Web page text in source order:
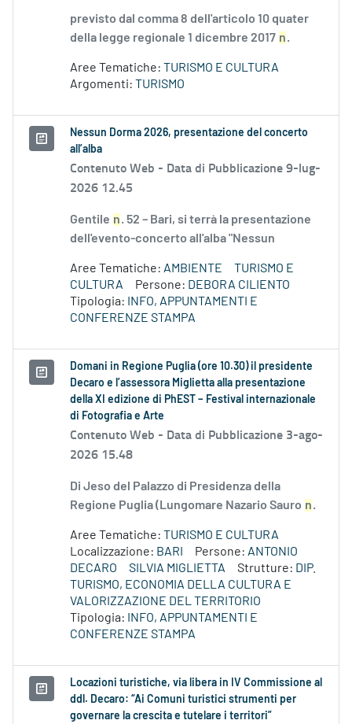
previsto dal comma 8 dell'articolo 10 quater
della legge regionale 1 dicembre 2017 n.
Aree Tematiche: TURISMO E CULTURA
Argomenti: TURISMO
Nessun Dorma 2026, presentazione del concerto
all’alba
Contenuto Web - Data di Pubblicazione 9-lug-
2026 12.45
Gentile n. 52 – Bari, si terrà la presentazione
dell'evento-concerto all'alba "Nessun
Aree Tematiche: AMBIENTE
TURISMO E
CULTURA
Persone: DEBORA CILIENTO
Tipologia:
INFO, APPUNTAMENTI E
CONFERENZE STAMPA
Domani in Regione Puglia (ore 10.30) il presidente
Decaro e l’assessora Miglietta alla presentazione
della XI edizione di PhEST – Festival internazionale
di Fotografia e Arte
Contenuto Web - Data di Pubblicazione 3-ago-
2026 15.48
Di Jeso del Palazzo di Presidenza della
Regione Puglia (Lungomare Nazario Sauro n.
Aree Tematiche: TURISMO E CULTURA
Localizzazione: BARI Persone: ANTONIO
DECARO
SILVIA MIGLIETTA Strutture: DIP.
TURISMO, ECONOMIA DELLA CULTURA E
VALORIZZAZIONE DEL TERRITORIO
Tipologia:
INFO, APPUNTAMENTI E
CONFERENZE STAMPA
Locazioni turistiche, via libera in IV Commissione al
ddl. Decaro: “Ai Comuni turistici strumenti per
governare la crescita e tutelare i territori”